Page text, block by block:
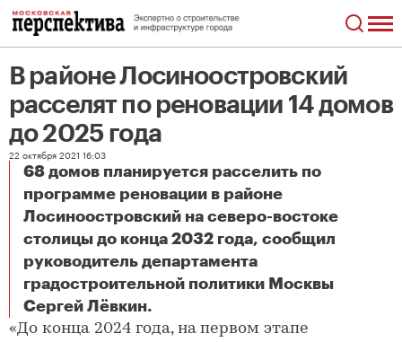
В районе Лосиноостровский
расселят по реновации 14 домов
до 2025 года
22 октября 2021 16:03
68 домов планируется расселить по
программе реновации в районе
Лосиноостровский на северо-востоке
столицы до конца 2032 года, сообщил
руководитель департамента
градостроительной политики Москвы
Сергей Лёвкин.
«До конца 2024 года, на первом этапе